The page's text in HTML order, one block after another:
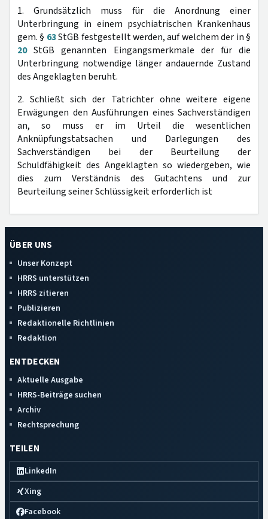
1. Grundsätzlich muss für die Anordnung einer
Unterbringung in einem psychiatrischen Krankenhaus
gem. § 63StGB festgestellt werden, auf welchem der in §
20StGB genannten Eingangsmerkmale der für die
Unterbringung notwendige länger andauernde Zustand
des Angeklagten beruht.
2. Schließt sich der Tatrichter ohne weitere eigene
Erwägungen den Ausführungen eines Sachverständigen
an, so muss er im Urteil die wesentlichen
Anknüpfungstatsachen und Darlegungen des
Sachverständigen bei der Beurteilung der
Schuldfähigkeit des Angeklagten so wiedergeben, wie
dies zum Verständnis des Gutachtens und zur
Beurteilung seiner Schlüssigkeit erforderlich ist
ÜBER UNS
Unser Konzept
HRRS unterstützen
HRRS zitieren
Publizieren
Redaktionelle Richtlinien
Redaktion
ENTDECKEN
Aktuelle Ausgabe
HRRS-Beiträge suchen
Archiv
Rechtsprechung
TEILEN
LinkedIn
Xing
Facebook